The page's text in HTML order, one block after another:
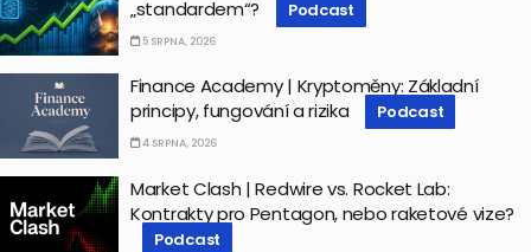
„standardem“?
Podcast
5 SRPNA, 2026
Finance Academy | Kryptoměny: Základní
principy, fungování a rizika
Podcast
4 SRPNA, 2026
Market Clash | Redwire vs. Rocket Lab:
Kontrakty pro Pentagon, nebo raketové vize?
Podcast